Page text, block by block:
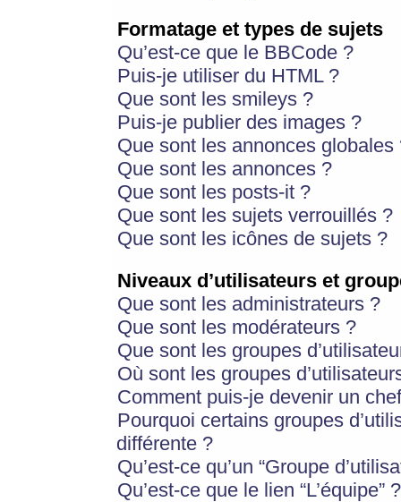
Formatage et types de sujets
Qu’est-ce que le BBCode ?
Puis-je utiliser du HTML ?
Que sont les smileys ?
Puis-je publier des images ?
Que sont les annonces globales
Que sont les annonces ?
Que sont les posts-it ?
Que sont les sujets verrouillés ?
Que sont les icônes de sujets ?
Niveaux d’utilisateurs et
Que sont les administrateurs ?
Que sont les modérateurs ?
Que sont les groupes
Où sont les groupes
Comment puis-je devenir un
Pourquoi certains groupes
différente ?
Qu’est-ce qu’un “Groupe
Qu’est-ce que le lien “L’équipe” ?